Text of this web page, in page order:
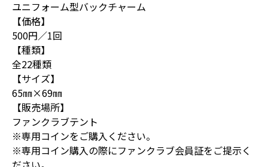
ユニフォーム型バックチャーム
【価格】
500円／1回
【種類】
全22種類
【サイズ】
65㎜×69㎜
【販売場所】
ファンクラブテント
※専用コインをご購入ください。
※専用コイン購入の際にファンクラブ会員証をご提示く